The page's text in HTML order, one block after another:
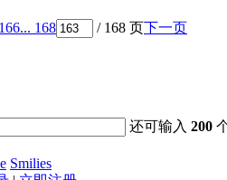
166... 168 / 168 页下一页
还可输入200
Smilies